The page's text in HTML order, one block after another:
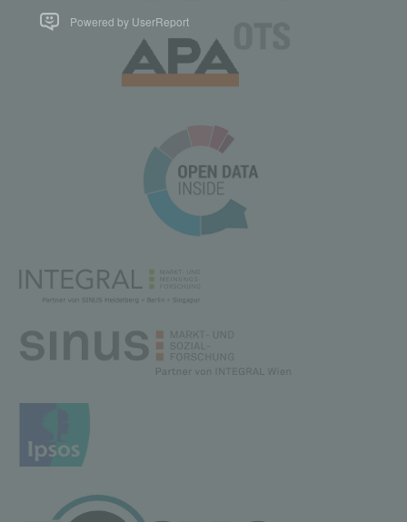
Powered by UserReport